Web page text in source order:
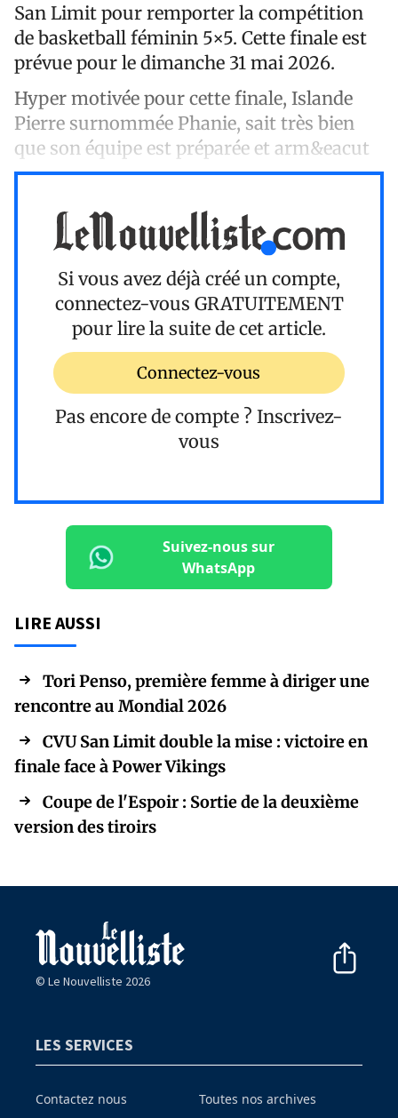
San Limit pour remporter la compétition
de basketball féminin 5×5. Cette finale est
prévue pour le dimanche 31 mai 2026.
Hyper motivée pour cette finale, Islande
Pierre surnommée Phanie, sait très bien
que son équipe est préparée et arm&eacut
Si vous avez déjà créé un compte,
connectez-vous GRATUITEMENT
pour lire la suite de cet article.
Connectez-vous
Pas encore de compte ? Inscrivez-
vous
Suivez-nous sur
WhatsApp
LIRE AUSSI
Tori Penso, première femme à diriger une
rencontre au Mondial 2026
CVU San Limit double la mise : victoire en
finale face à Power Vikings
Coupe de l'Espoir : Sortie de la deuxième
version des tiroirs
© Le Nouvelliste 2026
LES SERVICES
Contactez nous
Toutes nos archives